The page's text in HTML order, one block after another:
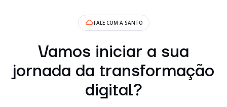
FALE COM A SANTO
Vamos iniciar a sua
jornada da transformação
digital?